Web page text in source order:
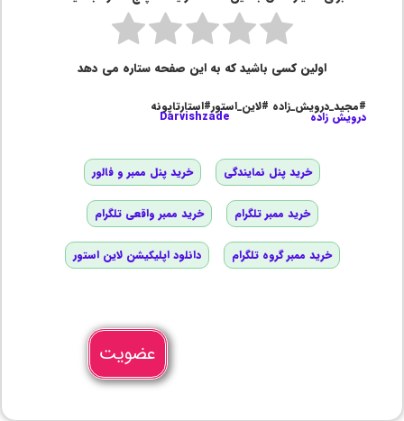
اولین کسی باشید که به این صفحه ستاره می دهد
#مجید_درویش_زاده #لاین_استور#استارتاپونه
درویش زاده Darvishzade
خرید پنل نمایندگی خرید پنل ممبر و فالور
خرید ممبر تلگرام خرید ممبر واقعی تلگرام
خرید ممبر گروه تلگرام دانلود اپلیکیشن لاین استور
عضویت